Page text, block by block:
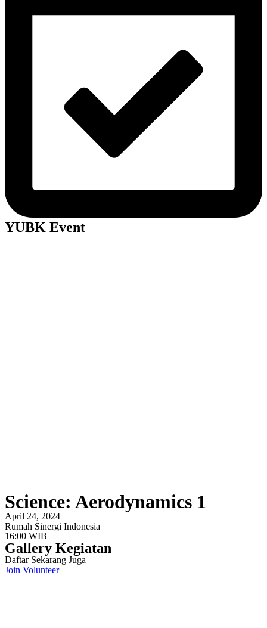
YUBK Event
Science: Aerodynamics 1
April 24, 2024
Rumah Sinergi Indonesia
16:00 WIB
Gallery Kegiatan
Daftar Sekarang Juga
Join Volunteer